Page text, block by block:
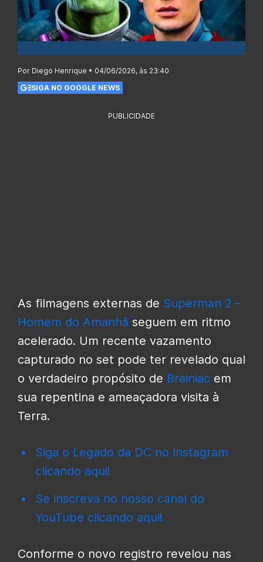
Por Diego Henrique • 04/06/2026, às 23:40
SIGA NO GOOGLE NEWS
PUBLICIDADE
As filmagens externas de Superman 2 –
Homem do Amanhã seguem em ritmo
acelerado. Um recente vazamento
capturado no set pode ter revelado qual
o verdadeiro propósito de Brainiac em
sua repentina e ameaçadora visita à
Terra.
Siga o Legado da DC no Instagram
clicando aqui!
Se inscreva no nosso canal do
YouTube clicando aqui!
Conforme o novo registro revelou nas